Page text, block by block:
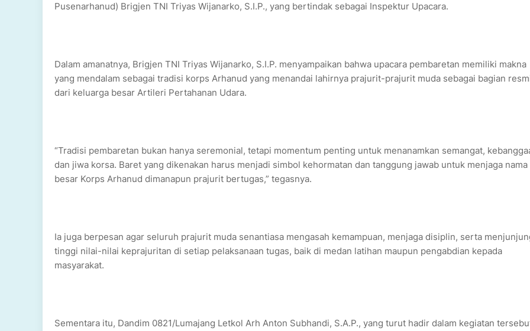
Pusenarhanud) Brigjen TNI Triyas Wijanarko, S.I.P., yang bertindak sebagai Inspektur Upacara.
Dalam amanatnya, Brigjen TNI Triyas Wijanarko, S.I.P. menyampaikan bahwa upacara pembaretan memiliki makna
yang mendalam sebagai tradisi korps Arhanud yang menandai lahirnya prajurit-prajurit muda sebagai bagian
dari keluarga besar Artileri Pertahanan Udara.
“Tradisi pembaretan bukan hanya seremonial, tetapi momentum penting untuk menanamkan semangat,
dan jiwa korsa. Baret yang dikenakan harus menjadi simbol kehormatan dan tanggung jawab untuk menjaga nama
besar Korps Arhanud dimanapun prajurit bertugas,” tegasnya.
Ia juga berpesan agar seluruh prajurit muda senantiasa mengasah kemampuan, menjaga disiplin, serta
tinggi nilai-nilai keprajuritan di setiap pelaksanaan tugas, baik di medan latihan maupun pengabdian kepada
masyarakat.
Sementara itu, Dandim 0821/Lumajang Letkol Arh Anton Subhandi, S.A.P., yang turut hadir dalam kegiatan